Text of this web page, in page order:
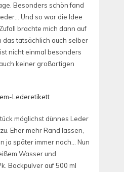
Besonders schön fand
Und so war die Idee
brachte mich dann auf
das tatsächlich auch selber
nicht einmal besonders
keiner großartigen
möglichst dünnes Leder
Eher mehr Rand lassen,
ja später immer noch… Nun
Wasser und
Backpulver auf 500 ml